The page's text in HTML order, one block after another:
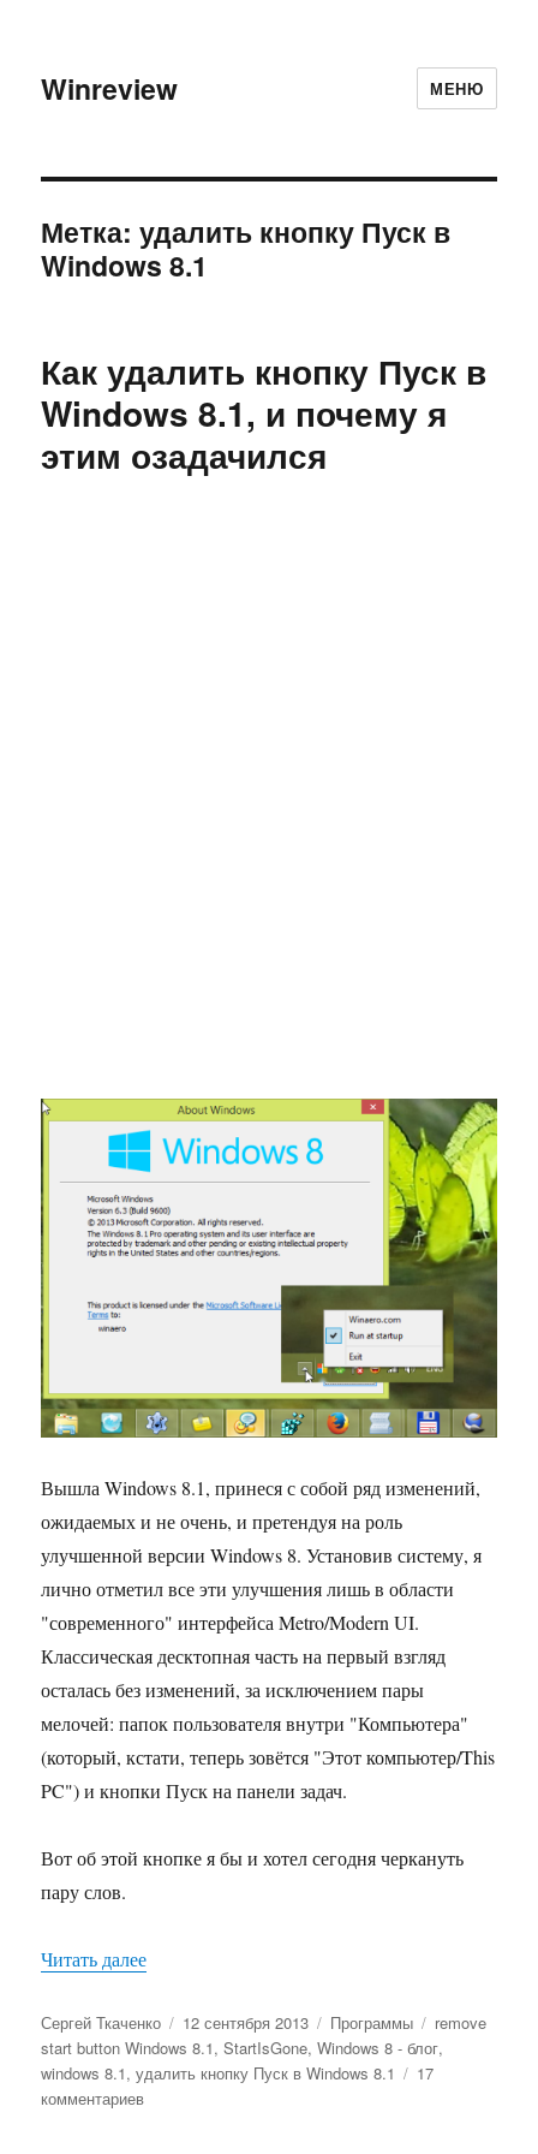
Winreview МЕНЮ
Метка:удалить кнопку Пуск в
Windows 8.1
Как удалить кнопку Пуск в
Windows 8.1, и почему я
этим озадачился
Вышла Windows 8.1, принеся с собой ряд изменений,
ожидаемых и не очень, и претендуя на роль
улучшенной версии Windows 8. Установив систему, я
лично отметил все эти улучшения лишь в области
"современного" интерфейса Metro/Modern UI.
Классическая десктопная часть на первый взгляд
осталась без изменений, за исключением пары
мелочей: папок пользователя внутри "Компьютера"
(который, кстати, теперь зовётся "Этот компьютер/This
PC") и кнопки Пуск на панели задач.
Вот об этой кнопке я бы и хотел сегодня черкануть
пару слов.
Читать далее«Как удалить кнопку Пуск в Windows 8.1, и
Автор
Сергей Ткаченко Опубликовано
12 сентября 2013 Рубрики
Программы Метки
remove
start button Windows 8.1,StartIsGone,Windows 8 - блог,
windows 8.1,удалить кнопку Пуск в Windows 8.1
17
комментариевк